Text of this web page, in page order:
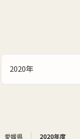
2020年
愛媛県 2020年度